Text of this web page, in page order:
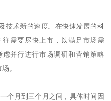
技术新的速度。在快速发展的科
需要尽快上市，以满足市场需
虑并行进行市场调研和营销策略
。
个月到三个月之间，具体时间因